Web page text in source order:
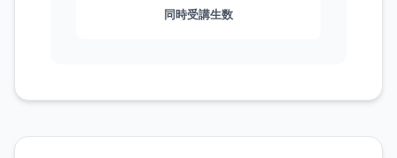
同時受講生数